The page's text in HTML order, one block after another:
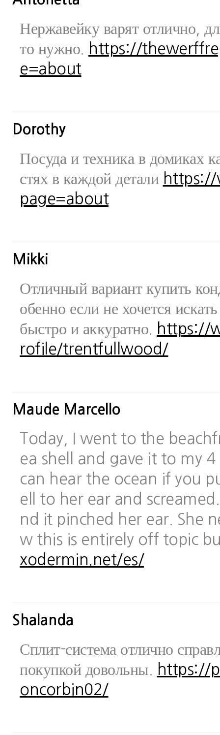
Нержавейку варят отлично,
то нужно.
https://
e=about
Dorothy
Посуда и техника в домиках
стях в каждой детали https://
page=about
Mikki
Отличный вариант купить
обенно если не хочется
быстро и аккуратно.
https://
rofile/trentfullwood/
Maude Marcello
Today, I went to the
ea shell and gave it to my
can hear the ocean if you
ell to her ear and
nd it pinched her ear. She
w this is entirely off topic
xodermin.net/es/
Shalanda
Сплит-система отлично
покупкой довольны.
https://
oncorbin02/